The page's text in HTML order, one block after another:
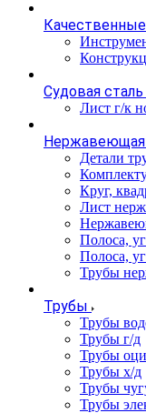
Судовая сталь
Лист г/к
Нержавеющая
Детали
Круг,
Лист
Полоса,
Полоса,
Трубы
Трубы
Трубы
Трубы г/д
Трубы
Трубы х/д
Трубы
Трубы